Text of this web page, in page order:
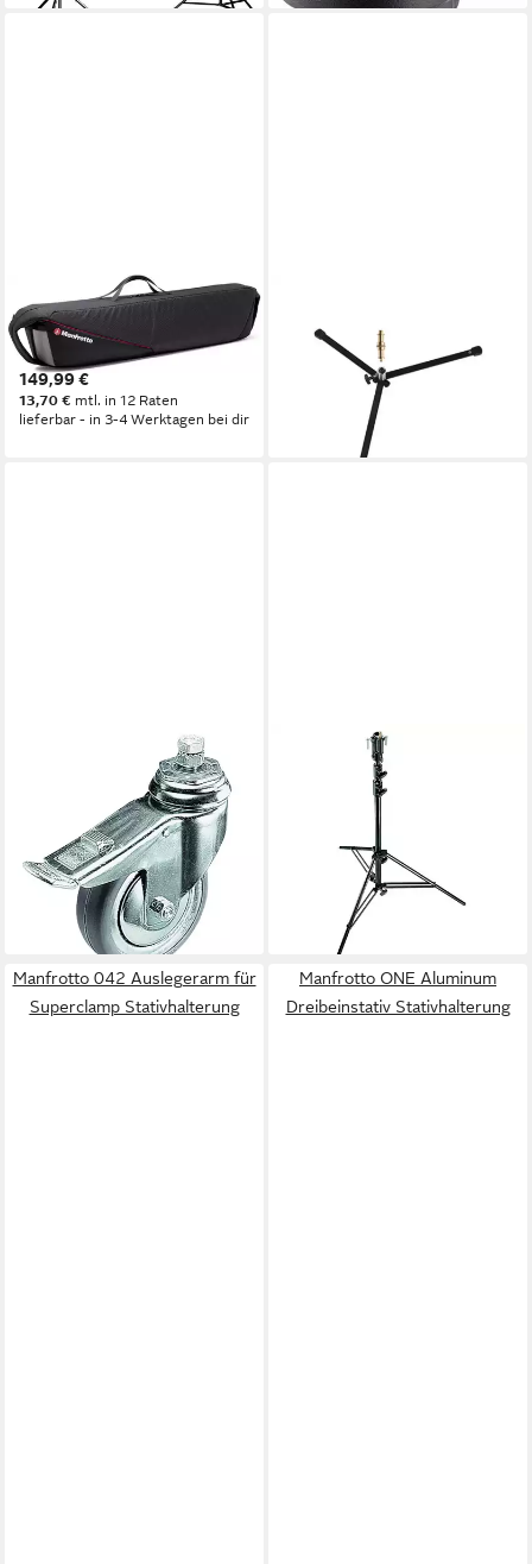
MANFROTTO
Pro Light Tripod Bag 80
Stativtasche Stativhalterung
149,99 €
13,70 € mtl. in 12 Raten
lieferbar - in 3-4 Werktagen bei dir
Stativbeine (Bodenstativ 003
Stahl, schwarz, max. 15 kg -
Floorstand)
lieferbar - in 3-4 Werktagen bei dir
Lampenstativ (104G
Rädersatz Ø100 mm M10, mit
Bremse - Zubehör für
Lichtstative)
106,92 €
mtl. in 12 Raten
lieferbar - in 3-4 Werktagen bei dir
MANFROTTO
Lampenstativ (007BSU Senior
Stand, 20 kg 325 cm, 3
Sektionen, 2 Auszüge)
214,92 €
mtl. in 12 Raten
lieferbar - in 3-4 Werktagen bei dir
Manfrotto 042 Auslegerarm für
Superclamp Stativhalterung
Manfrotto ONE Aluminum
Dreibeinstativ Stativhalterung